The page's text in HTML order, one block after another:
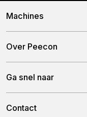
Machines
Bemestertanken
Gronddumpers
Over Peecon
Historie
Ga snel naar
Contact